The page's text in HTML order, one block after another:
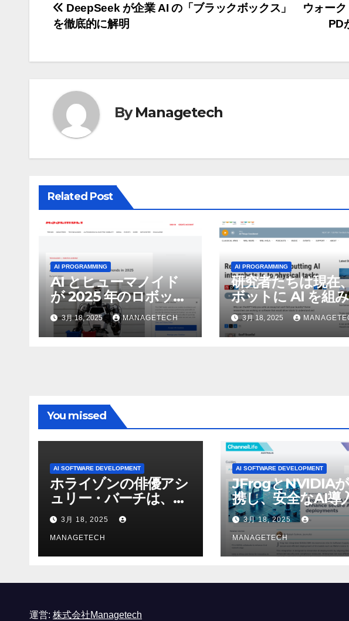
投
稿
ナ
ゲ
ー
シ
ョ
ン
ウォー
PD
DeepSeek が企業 AI の「ブラックボックス」
を徹底的に解明
ByManagetech
Related Post
AI PROGRAMMING
AI とヒューマノイド
が 2025 年のロボット
のトップトレンドに |
ASSEMBLY
3月 18, 2025 MANAGETECH
AI PROGRAMMING
研究者たちは現在
ボットに AI を組
んで物理的な作業
行させている | ノ
ン パブリック ラ
3月 18, 2025
You missed
AI SOFTWARE DEVELOPMENT
ホライゾンの俳優アシ
ュリー・バーチは、ソ
ニーのAIアロイのビデ
オを見て「ゲームパフ
ォーマンスという芸術
形式に不安を感じた」
3月 18, 2025
MANAGETECH
AI SOFTWARE DEVELOPMENT
JFrogとNVIDIA
携し、安全なAI導
強化
3月 18, 2025
MANAGETECH
運営: 株式会社Managetech